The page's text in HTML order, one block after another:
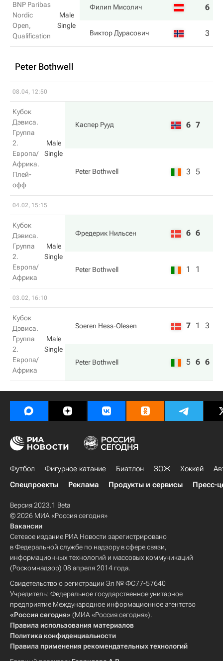
BNP Paribas
Nordic
Open,
Qualification
Male
Single
Филип Мисолич 6
Виктор Дурасович 3
Peter Bothwell
08.04, 12:50
Кубок
Дэвиса.
Группа
2.
Европа/
Африка.
Плей-
офф
Male
Single
Каспер Рууд 6 7
Peter Bothwell 3 5
04.02, 15:15
Кубок
Дэвиса.
Группа
2.
Европа/
Африка
Male
Single
Фредерик Нильсен 6 6
Peter Bothwell 1 1
03.02, 16:10
Кубок
Дэвиса.
Группа
2.
Европа/
Африка
Male
Single
Soeren Hess-Olesen 7 1 3
Peter Bothwell 5 6 6
Футбол Фигурное катание Биатлон ЗОЖ Хоккей
Спецпроекты
Реклама Продукты и сервисы Пресс-
Версия 2023.1 Beta
© 2026 МИА «Россия сегодня»
Вакансии
Сетевое издание РИА Новости зарегистрировано
в Федеральной службе по надзору в сфере связи,
информационных технологий и массовых коммуникаций
(Роскомнадзор) 08 апреля 2014 года.
Свидетельство о регистрации Эл № ФС77-57640
Учредитель: Федеральное государственное унитарное
предприятие Международное информационное агентство
«Россия сегодня» (МИА «Россия сегодня»).
Правила использования материалов
Политика конфиденциальности
Правила применения рекомендательных технологий